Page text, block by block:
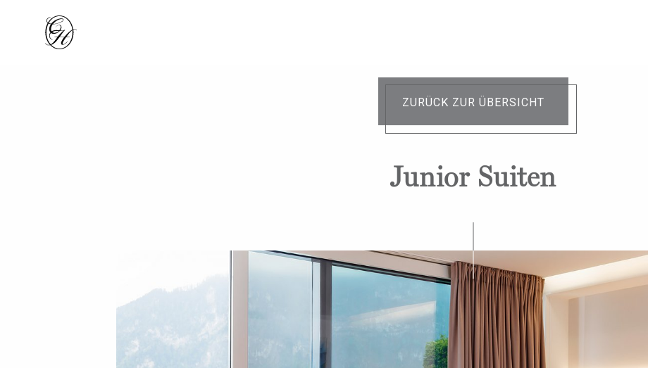
ZURÜCK ZUR ÜBERSICHT
Junior Suiten